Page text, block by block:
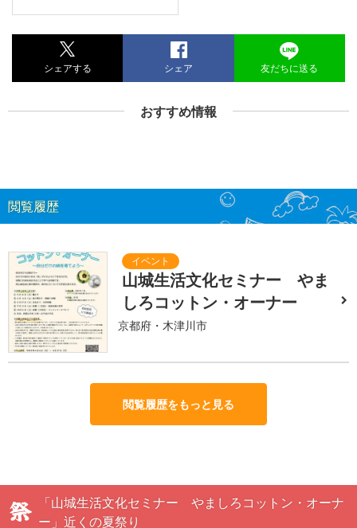
シェアする シェア 友だちに送る
おすすめ情報
閲覧履歴
山城生活文化セミナー やま
しろコットン・オーナー
京都府・木津川市
閲覧履歴をもっと見る
「山城生活文化セミナー やましろコットン・オーナ
ー」近くの夏祭り